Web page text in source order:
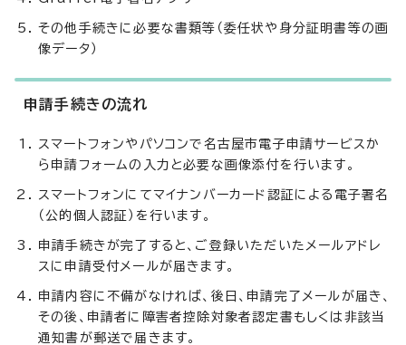
その他手続きに必要な書類等（委任状や身分証明書等の画
像データ）
申請手続きの流れ
スマートフォンやパソコンで名古屋市電子申請サービスか
ら申請フォームの入力と必要な画像添付を行います。
スマートフォンにてマイナンバーカード認証による電子署名
（公的個人認証）を行います。
申請手続きが完了すると、ご登録いただいたメールアドレ
スに申請受付メールが届きます。
申請内容に不備がなければ、後日、申請完了メールが届き、
その後、申請者に障害者控除対象者認定書もしくは非該当
通知書が郵送で届きます。